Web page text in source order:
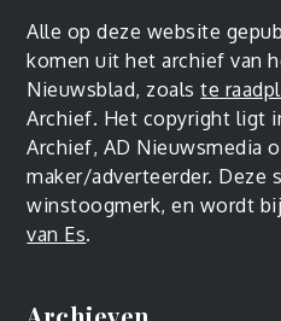
Alle op deze website
komen uit het archief van
Nieuwsblad, zoalste
Archief. Het copyright ligt
Archief, AD Nieuwsmedia
maker/adverteerder. Deze
winstoogmerk, en wordt
van Es.